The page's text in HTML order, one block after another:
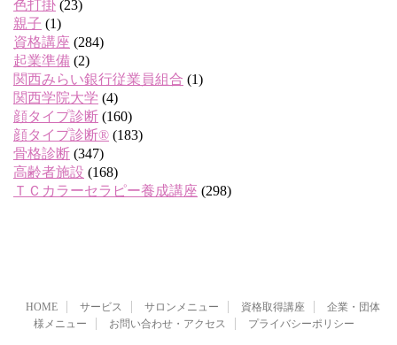
色打掛 (23)
親子 (1)
資格講座 (284)
起業準備 (2)
関西みらい銀行従業員組合 (1)
関西学院大学 (4)
顔タイプ診断 (160)
顔タイプ診断® (183)
骨格診断 (347)
高齢者施設 (168)
ＴＣカラーセラピー養成講座 (298)
HOME サービス サロンメニュー 資格取得講座
企業・団体
様メニュー
お問い合わせ・アクセス プライバシーポリシー